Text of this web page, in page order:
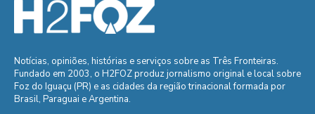
Notícias, opiniões, histórias e serviços sobre as Três Fronteiras.
Fundado em 2003, o H2FOZ produz jornalismo original e local sobre
Foz do Iguaçu (PR) e as cidades da região trinacional formada por
Brasil, Paraguai e Argentina.